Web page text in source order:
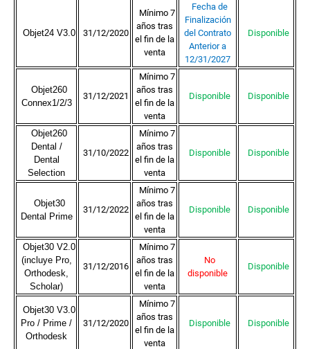
Objet24 V3.0 31/12/2020
Mínimo 7
años tras
el fin de la
venta
Fecha de
Finalización
del Contrato
Anterior a
12/31/2027
Disponible
Objet260
Connex1/2/3
31/12/2021
Mínimo 7
años tras
el fin de la
venta
Disponible Disponible
Objet260
Dental /
Dental
Selection
31/10/2022
Mínimo 7
años tras
el fin de la
venta
Disponible Disponible
Objet30
Dental Prime
31/12/2022
Mínimo 7
años tras
el fin de la
venta
Disponible Disponible
Objet30 V2.0
(incluye Pro,
Orthodesk,
Scholar)
31/12/2016
Mínimo 7
años tras
el fin de la
venta
No
disponible
Disponible
Objet30 V3.0
Pro / Prime /
Orthodesk
31/12/2020
Mínimo 7
años tras
el fin de la
venta
Disponible Disponible